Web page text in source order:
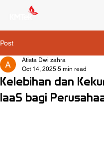
Post
Kelebihan dan
IaaS bagi
Atista Dwi zahra
Oct 14, 2025 5 min read